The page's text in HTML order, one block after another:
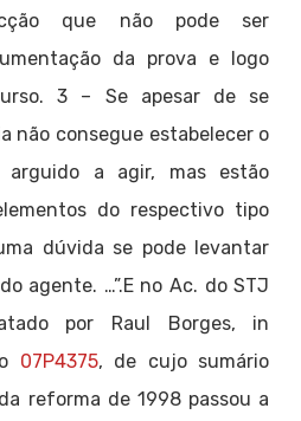
que não pode ser
da prova e logo
3 – Se apesar de se
não consegue estabelecer o
a agir, mas estão
do respectivo tipo
dúvida se pode levantar
agente. …”.E no Ac. do STJ
por Raul Borges, in
07P4375, de cujo sumário
reforma de 1998 passou a